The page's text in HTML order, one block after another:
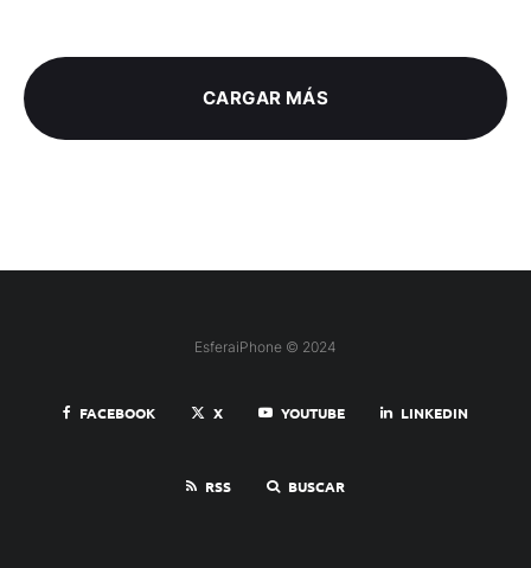
CARGAR MÁS
EsferaiPhone © 2024
FACEBOOK X YOUTUBE LINKEDIN
RSS BUSCAR